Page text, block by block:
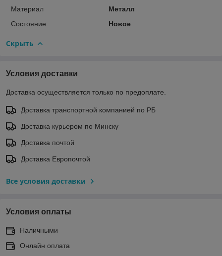
Материал
Металл
Состояние
Новое
Скрыть
Условия доставки
Доставка осуществляется только по предоплате.
Доставка транспортной компанией по РБ
Доставка курьером по Минску
Доставка почтой
Доставка Европочтой
Все условия доставки
Условия оплаты
Наличными
Онлайн оплата